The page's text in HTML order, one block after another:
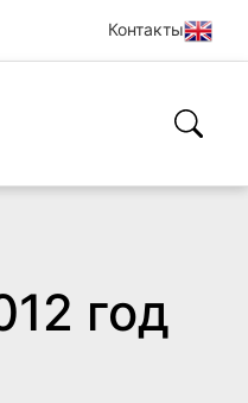
Контакты
год